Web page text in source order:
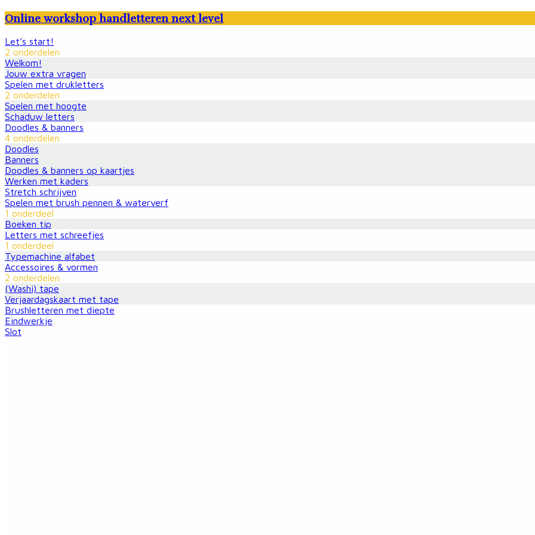
Online workshop handletteren next level
Let’s start!
2 onderdelen
Welkom!
Jouw extra vragen
Spelen met drukletters
2 onderdelen
Spelen met hoogte
Schaduw letters
Doodles & banners
4 onderdelen
Doodles
Banners
Doodles & banners op kaartjes
Werken met kaders
Stretch schrijven
Spelen met brush pennen & waterverf
1 onderdeel
Boeken tip
Letters met schreefjes
1 onderdeel
Typemachine alfabet
Accessoires & vormen
2 onderdelen
(Washi) tape
Verjaardagskaart met tape
Brushletteren met diepte
Eindwerkje
Slot